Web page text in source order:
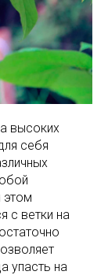
высоких
себя
этом
с ветки на
упасть на